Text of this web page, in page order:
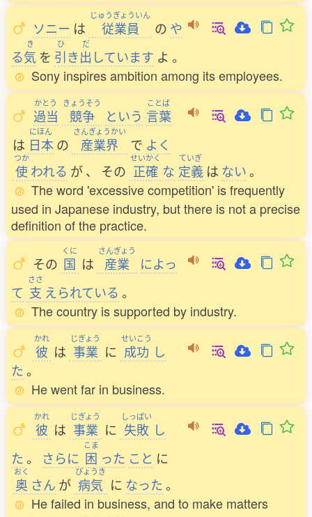
ソニー は
じゅうぎょういん
従業員 の や
る
き
気 を
ひ
引き
だ
出 しています よ 。
Sony inspires ambition among its employees.
かとう
過当
きょうそう
競争 という
ことば
言葉
は
にほん
日本 の
さんぎょうかい
産業界 で よく
つか
使われる が、 その
せいかく
正確 な
ていぎ
定義 は ない。
The word 'excessive competition' is frequently
used in Japanese industry, but there is not a precise
definition of the practice.
その
くに
国 は
さんぎょう
産業
によっ
て
ささ
支 えられている 。
The country is supported by industry.
かれ
彼 は
じぎょう
事業 に
せいこう
成功 し
た。
He went far in business.
かれ
彼 は
じぎょう
事業 に
しっぱい
失敗 し
た。 さらに
こま
困 った こと に
おく
奥 さん が
びょうき
病気 に なった。
He failed in business, and to make matters